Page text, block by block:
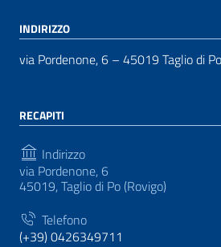
INDIRIZZO
via Pordenone, 6 – 45019 Taglio di
RECAPITI
Indirizzo
via Pordenone, 6
45019, Taglio di Po (Rovigo)
Telefono
(+39) 0426349711